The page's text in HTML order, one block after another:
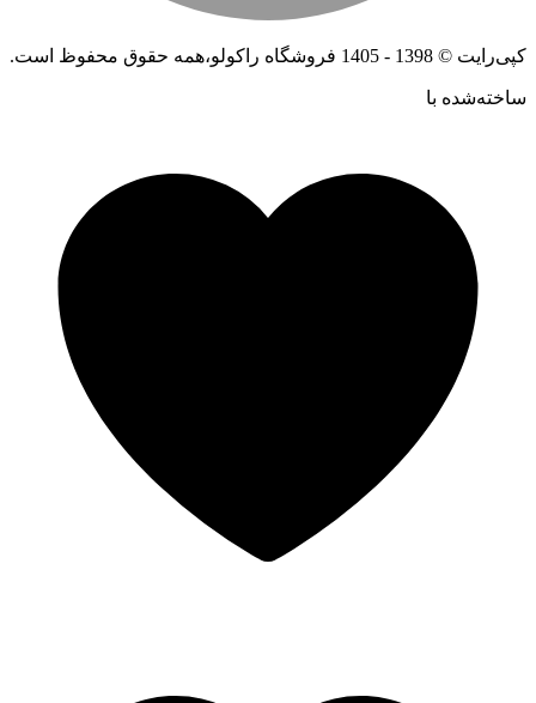
کپی‌رایت © 1398 - 1405 فروشگاه راکولو،همه حقوق محفوظ است.
ساخته‌شده ‌با